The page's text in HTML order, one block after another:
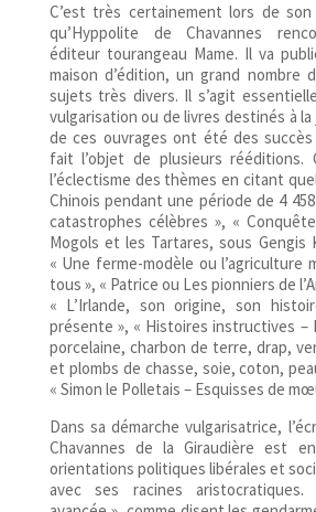
C’est très certainement lors de
qu’Hyppolite de Chavannes
éditeur tourangeau Mame. Il va
maison d’édition, un grand nombre
sujets très divers. Il s’agit
vulgarisation ou de livres destinés à
de ces ouvrages ont été des
fait l’objet de plusieurs
l’éclectisme des thèmes en citant
Chinois pendant une période de 4
catastrophes célèbres », «
Mogols et les Tartares, sous Gengis
« Une ferme-modèle ou l’agriculture
tous », « Patrice ou Les pionniers de
« L’Irlande, son origine, son
présente », « Histoires instructives –
porcelaine, charbon de terre, drap,
et plombs de chasse, soie, coton,
« Simon le Polletais – Esquisses de
Dans sa démarche vulgarisatrice,
Chavannes de la Giraudière est
orientations politiques libérales et
avec ses racines